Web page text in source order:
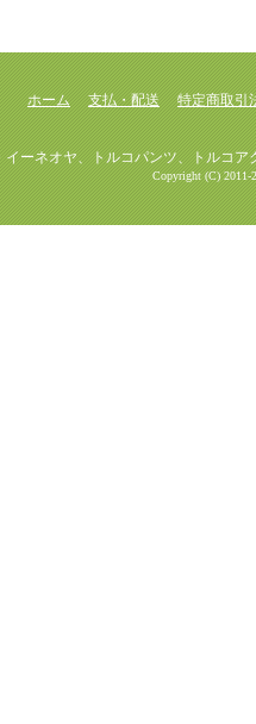
ホーム 支払・配送 特定商取引
オヤ、トルコパンツ、トルコアク
Copyright (C) 2011-